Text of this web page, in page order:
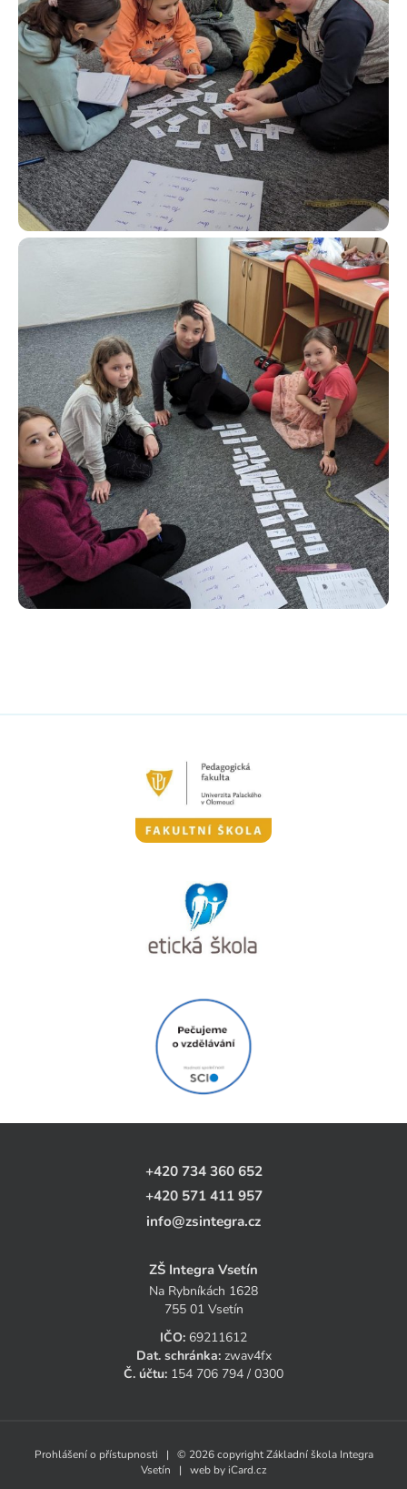
+420 734 360 652
+420 571 411 957
info@zsintegra.cz
ZŠ Integra Vsetín
Na Rybníkách 1628
755 01 Vsetín
IČO: 69211612
Dat. schránka: zwav4fx
Č. účtu: 154 706 794 / 0300
Prohlášení o přístupnosti | © 2026 copyright Základní škola Integra
Vsetín | web by iCard.cz